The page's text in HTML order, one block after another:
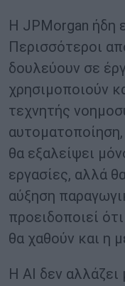
Η JPMorgan ήδη
Περισσότεροι
δουλεύουν σε
χρησιμοποιούν
τεχνητής
θα εξαλείψει
εργασίες, αλλά
αύξηση
προειδοποιεί
θα χαθούν και η
Η AI δεν αλλάζει